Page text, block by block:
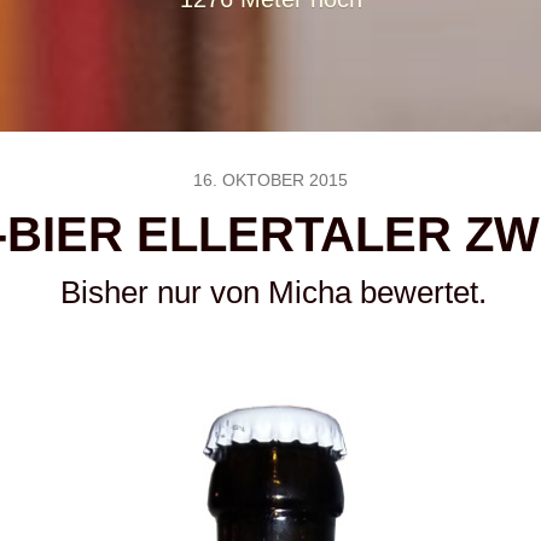
16. OKTOBER 2015
ELLERTALER
Bisher nur von Micha bewertet.